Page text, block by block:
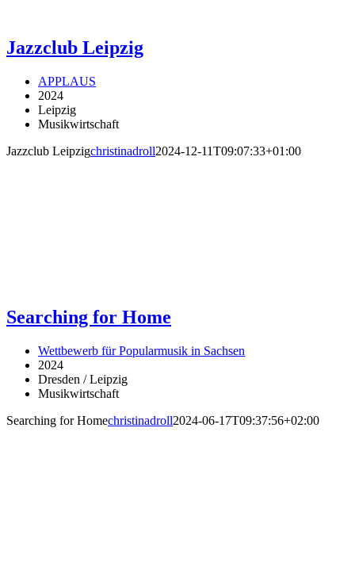
Jazzclub Leipzig
APPLAUS
2024
Leipzig
Musikwirtschaft
Jazzclub Leipzigchristinadroll2024-12-11T09:07:33+01:00
Searching for Home
Wettbewerb für Popularmusik in Sachsen
2024
Dresden / Leipzig
Musikwirtschaft
Searching for Homechristinadroll2024-06-17T09:37:56+02:00